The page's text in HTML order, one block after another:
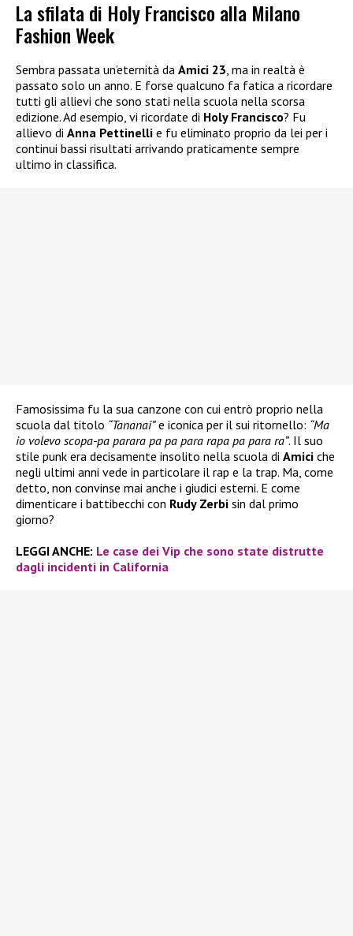
La sfilata di Holy Francisco alla Milano
Fashion Week
Sembra passata un’eternità da Amici 23 , ma in realtà è
passato solo un anno. E forse qualcuno fa fatica a ricordare
tutti gli allievi che sono stati nella scuola nella scorsa
edizione. Ad esempio, vi ricordate di Holy Francisco? Fu
allievo di Anna Pettinelli e fu eliminato proprio da lei per i
continui bassi risultati arrivando praticamente sempre
ultimo in classifica.
Famosissima fu la sua canzone con cui entrò proprio nella
scuola dal titolo “Tananai”e iconica per il sui ritornello: “Ma
io volevo scopa-pa parara pa pa para rapa pa para ra”. Il suo
stile punk era decisamente insolito nella scuola di Amici che
negli ultimi anni vede in particolare il rap e la trap. Ma, come
detto, non convinse mai anche i giudici esterni. E come
dimenticare i battibecchi con Rudy Zerbi sin dal primo
giorno?
LEGGI ANCHE: Le case dei Vip che sono state distrutte
dagli incidenti in California